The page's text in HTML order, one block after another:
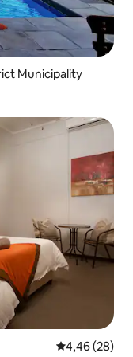
Municipality
4,46 de uma
4,46 (28)